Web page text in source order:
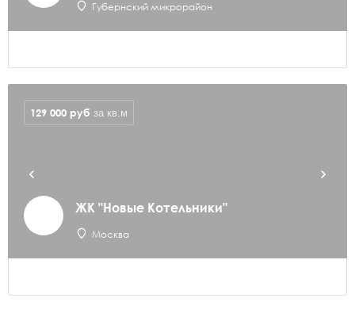
Губернский микрорайон
ЖК "Новые Котельники"
Москва
129 000 руб за кв.м